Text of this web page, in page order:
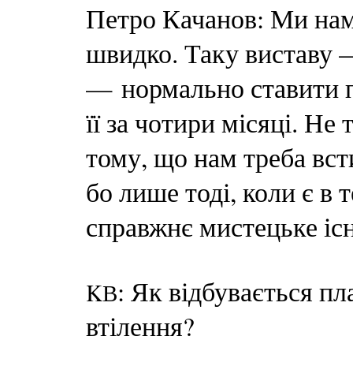
Петро Качанов: Ми
швидко. Таку виставу
— нормально ставити
її за чотири місяці.
тому, що нам треба
бо лише тоді, коли є в
справжнє мистецьке
KВ: Як відбувається
втілення?